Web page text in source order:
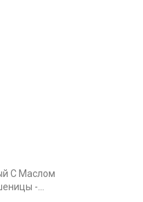
С Маслом
-...